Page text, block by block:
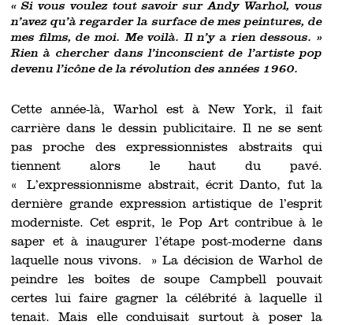
« Si vous voulez tout savoir sur Andy Warhol, vous
n’avez qu’à regarder la surface de mes peintures, de
mes films, de moi. Me voilà. Il n’y a rien dessous. »
Rien à chercher dans l’inconscient de l’artiste pop
devenu l’icône de la révolution des années 1960.
Cette année-là, Warhol est à New York, il fait
carrière dans le dessin publicitaire. Il ne se sent
pas proche des expressionnistes abstraits qui
tiennent alors le haut du pavé.
« L’expressionnisme abstrait, écrit Danto, fut la
dernière grande expression artistique de l’esprit
moderniste. Cet esprit, le Pop Art contribue à le
saper et à inaugurer l’étape post-moderne dans
laquelle nous vivons. » La décision de Warhol de
peindre les boîtes de soupe Campbell pouvait
certes lui faire gagner la célébrité à laquelle il
tenait. Mais elle conduisait surtout à poser la